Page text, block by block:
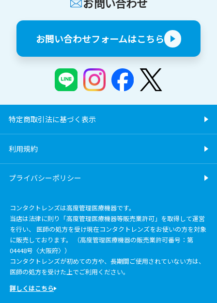
お問い合わせフォームはこちら
特定商取引法に基づく表示
利用規約
プライバシーポリシー
コンタクトレンズは高度管理医療機器です。
当店は法律に則り「高度管理医療機器等販売業許可」を取得して運営
を行い、 医師の処方を受け現在コンタクトレンズをお使いの方を対象
に販売しております。 （高度管理医療機器の販売業許可番号：第
04448号〈大阪府〉）
コンタクトレンズが初めての方や、長期間ご使用されていない方は、
医師の処方を受けた上でご利用ください。
詳しくはこちら